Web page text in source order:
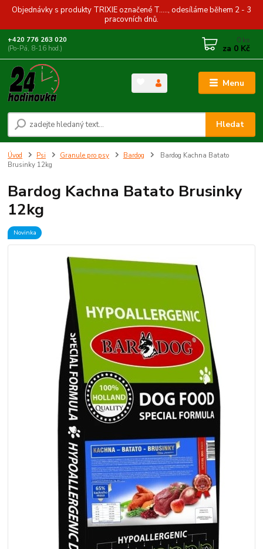
Objednávky s produkty TRIXIE označené T....., odesíláme během 2 - 3
pracovních dnů.
Menu
Hledat
+420 776 263 020
(Po-Pá, 8-16 hod.)
0 ks
za 0 Kč
Úvod Psi Granule pro psy Bardog
Bardog Kachna Batato
Brusinky 12kg
Bardog Kachna Batato Brusinky
12kg
Novinka